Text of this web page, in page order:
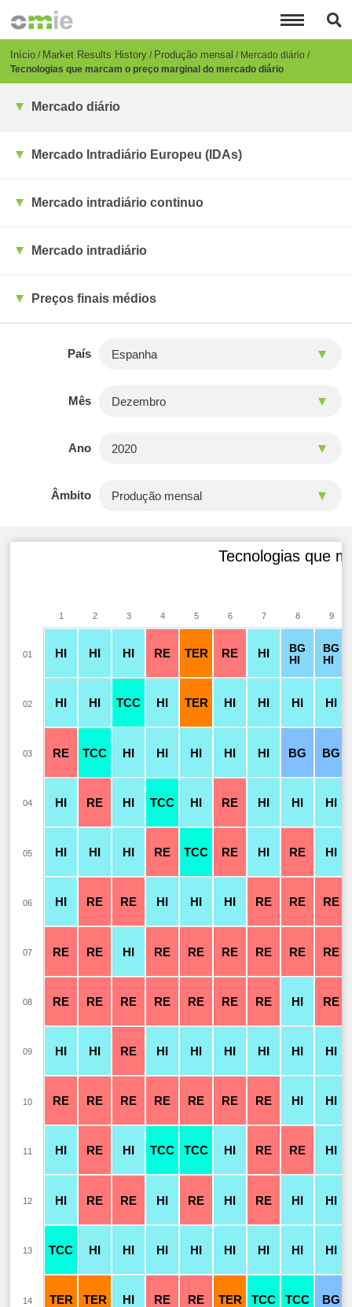
para
conteúdo
principal
Breadcrumb
Início Market Results History Produção mensal
Mercado diário
Tecnologias que marcam o preço marginal do mercado diário
Mercado diário
Mercado Intradiário Europeu (IDAs)
Mercado intradiário continuo
Mercado intradiário
Preços finais médios
País
Mês
Ano
Âmbito
Tecnologias que
HI HI HI RE TER RE HI
BG
HI
BG
HI
HI HI TCC HI TER HI HI HI HI
RE TCC HI HI HI HI HI BG BG
HI RE HI TCC HI RE HI HI HI
HI HI HI RE TCC RE HI RE HI
HI RE RE HI HI HI RE RE RE
RE RE HI RE RE RE RE RE RE
RE RE RE RE RE RE RE HI RE
HI HI RE HI HI HI HI HI HI
RE RE RE RE RE RE RE HI HI
HI RE HI TCC TCC HI RE RE HI
HI RE RE HI RE HI RE HI HI
TCC HI HI HI HI HI HI HI HI
TER TER HI RE RE TER TCC TCC BG
1 2 3 4 5 6 7 8 9
01
02
03
04
05
06
07
08
09
10
11
12
13
14